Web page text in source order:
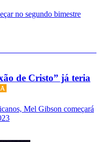
no segundo bimestre
de Cristo” já teria
Mel Gibson começará